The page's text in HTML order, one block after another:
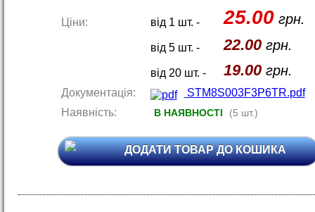
Ціни: від 1 шт. - 25.00грн.
від 5 шт. - 22.00грн.
від 20 шт. - 19.00грн.
Документація:
STM8S003F3P6TR.pdf
Наявність:
В НАЯВНОСТІ (5 шт.)
ДОДАТИ ТОВАР ДО КОШИКА